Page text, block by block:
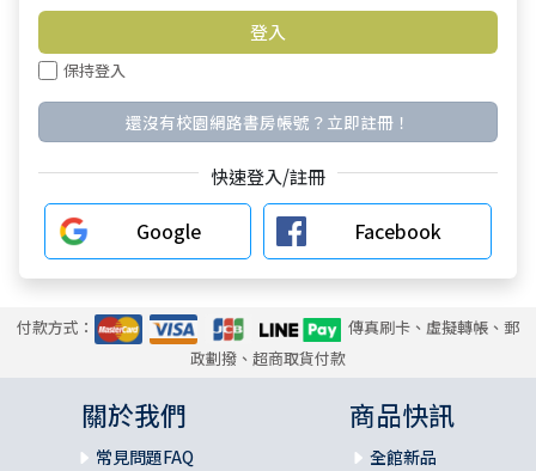
保持登入
還沒有校園網路書房帳號？立即註冊！
快速登入/註冊
Google Facebook
付款方式：
傳真刷卡、虛擬轉帳、郵
政劃撥、超商取貨付款
關於我們
常見問題FAQ
商品快訊
全館新品